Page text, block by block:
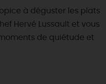
à déguster les plats
Hervé Lussault et vous
de quiétude et